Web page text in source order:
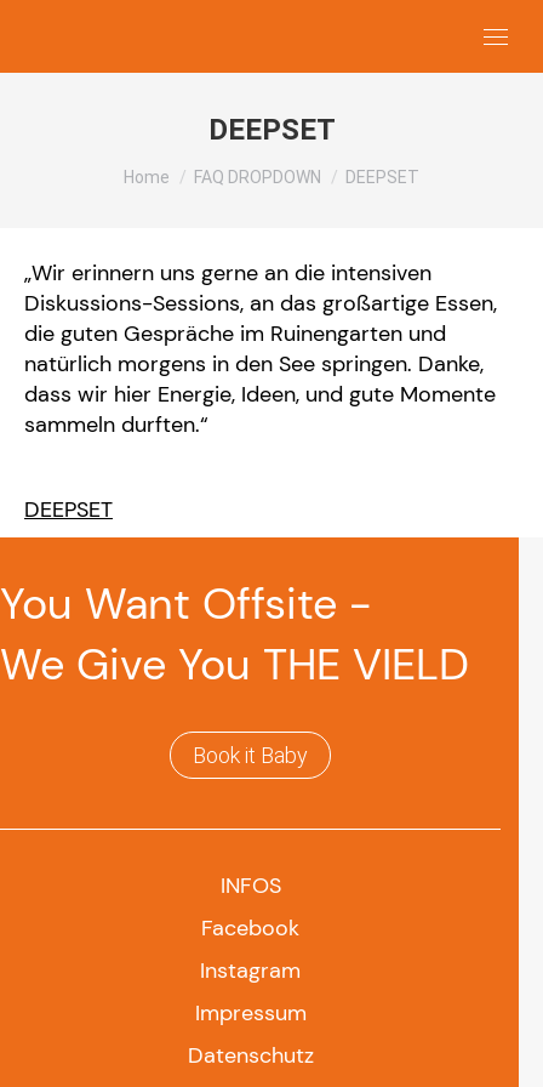
DEEPSET
You are here:
Home FAQ DROPDOWN DEEPSET
„Wir erinnern uns gerne an die intensiven
Diskussions-Sessions, an das großartige Essen,
die guten Gespräche im Ruinengarten und
natürlich morgens in den See springen. Danke,
dass wir hier Energie, Ideen, und gute Momente
sammeln durften.“
DEEPSET
You Want Offsite -
We Give You THE VIELD
Book it Baby
INFOS
Facebook
Instagram
Impressum
Datenschutz